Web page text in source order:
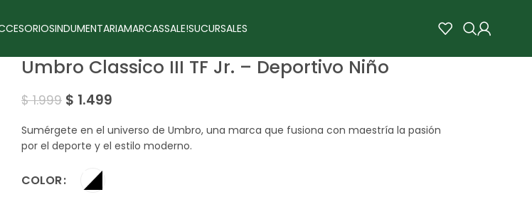
INDUMENTARIAMARCASSALE!SUCURSALES
Umbro Classico III TF Jr. – Deportivo Niño
$1.999 $ 1.499
Sumérgete en el universo de Umbro, una marca que fusiona con maestría la pasión
por el deporte y el estilo moderno.
COLOR